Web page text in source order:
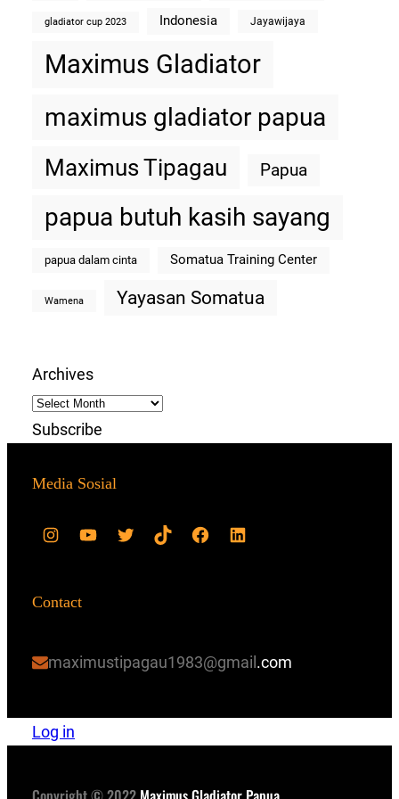
gladiator cup 2023 Indonesia Jayawijaya
Maximus Gladiator
maximus gladiator papua
Maximus Tipagau Papua
papua butuh kasih sayang
papua dalam cinta Somatua Training Center
Wamena Yayasan Somatua
Archives
Subscribe
Media Sosial
Contact
maximustipagau1983@gmail.com
Log in